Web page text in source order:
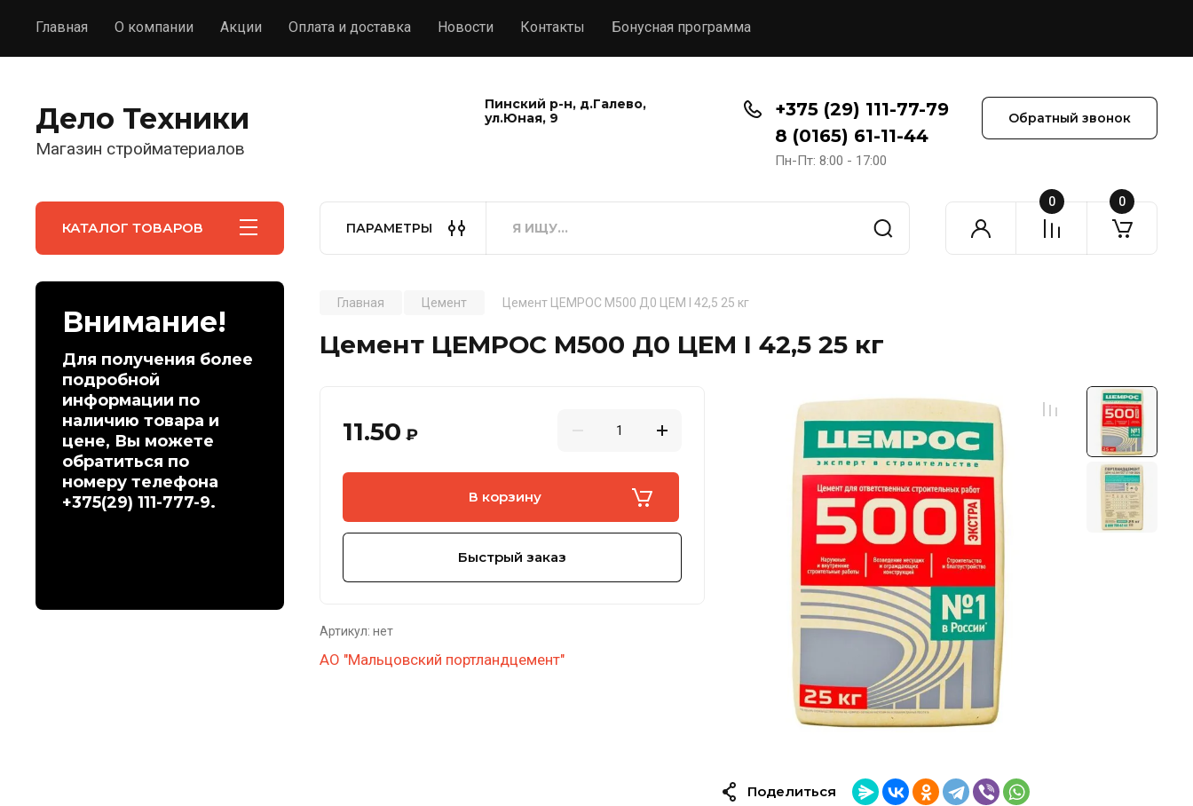
Главная О компании Акции Оплата и доставка Новости Контакты Бонусная программа
Дело Техники
Магазин стройматериалов
Пинский р-н, д.Галево,
ул.Юная, 9
+375 (29) 111-77-79
8 (0165) 61-11-44
Пн-Пт: 8:00 - 17:00
Обратный звонок
КАТАЛОГ ТОВАРОВ ПАРАМЕТРЫ
0 0
Внимание!
Для получения более
подробной
информации по
наличию товара и
цене, Вы можете
обратиться по
номеру телефона
+375(29) 111-777-9.
Главная Цемент Цемент ЦЕМРОС М500 Д0 ЦЕМ I 42,5 25 кг
Цемент ЦЕМРОС М500 Д0 ЦЕМ I 42,5 25 кг
11.50 ₽
В корзину
Быстрый заказ
Артикул: нет
АО "Мальцовский портландцемент"
Поделиться